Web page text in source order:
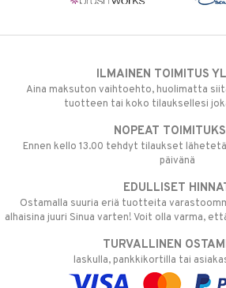
ILMAINEN TOIMITUS
Aina maksuton vaihtoehto, huolimatta
tuotteen tai koko tilauksellesi
NOPEAT
Ennen kello 13.00 tehdyt tilaukset
päivänä
EDULLISET
Ostamalla suuria eriä tuotteita
alhaisina juuri Sinua varten! Voit olla varma,
TURVALLINEN
laskulla, pankkikortilla tai